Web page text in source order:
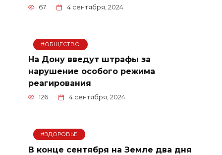
67 4 сентября, 2024
#ОБЩЕСТВО
На Дону введут штрафы за
нарушение особого режима
реагирования
126 4 сентября, 2024
#ЗДОРОВЬЕ
В конце сентября на Земле два дня